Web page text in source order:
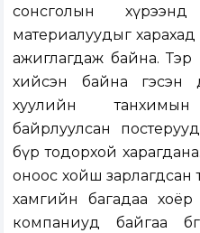
сонсголын
материалуудыг харахад
ажиглагдаж байна. Тэр
хийсэн байна
хуулийн
байрлуулсан
бүр тодорхой
оноос хойш зарлагдсан
хамгийн багадаа
компаниуд байгаа